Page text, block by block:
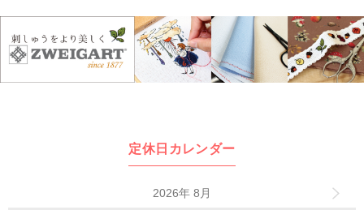
定休日カレンダー
2026年 8月